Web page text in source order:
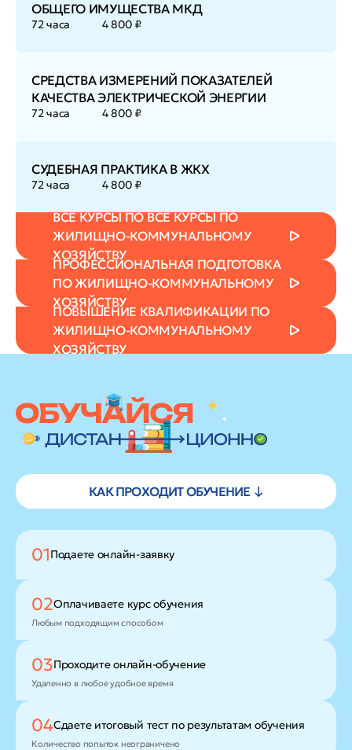
ОБЩЕГО ИМУЩЕСТВА МКД
72 часа 4 800 ₽
СРЕДСТВА ИЗМЕРЕНИЙ ПОКАЗАТЕЛЕЙ
КАЧЕСТВА ЭЛЕКТРИЧЕСКОЙ ЭНЕРГИИ
72 часа 4 800 ₽
СУДЕБНАЯ ПРАКТИКА В ЖКХ
72 часа 4 800 ₽
ВСЕ КУРСЫ ПО ВСЕ КУРСЫ ПО
ЖИЛИЩНО-КОММУНАЛЬНОМУ
ХОЗЯЙСТВУ
ПРОФЕССИОНАЛЬНАЯ ПОДГОТОВКА
ПО ЖИЛИЩНО-КОММУНАЛЬНОМУ
ХОЗЯЙСТВУ
ПОВЫШЕНИЕ КВАЛИФИКАЦИИ ПО
ЖИЛИЩНО-КОММУНАЛЬНОМУ
ХОЗЯЙСТВУ
КАК ПРОХОДИТ ОБУЧЕНИЕ ↓
01Подаете онлайн-заявку
02Оплачиваете курс обучения
Любым подходящим способом
03Проходитеонлайн-обучение
Удаленно в любое удобное время
04Сдаете итоговый тест по результатам обучения
Количество попыток неограничено